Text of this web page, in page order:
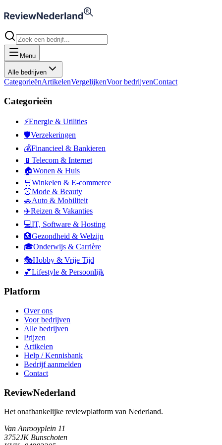
Menu
Alle bedrijven
CategorieënArtikelenVergelijkenVoor bedrijvenContact
Categorieën
⚡Energie & Utilities
🛡️Verzekeringen
💰Financieel & Bankieren
📱 Telecom & Internet
🏠Wonen & Huis
🛒Winkelen & E-commerce
👗Mode & Beauty
🚗Auto & Mobiliteit
✈️Reizen & Vakanties
💻IT, Software & Hosting
🏥Gezondheid & Welzijn
🎓Onderwijs & Carrière
🎭Hobby & Vrije Tijd
💕Lifestyle & Persoonlijk
Platform
Over ons
Voor bedrijven
Alle bedrijven
Prijzen
Artikelen
Help / Kennisbank
Bedrijf aanmelden
Contact
ReviewNederland
Het onafhankelijke reviewplatform van Nederland.
Van Anrooyplein 11
3752JK Bunschoten